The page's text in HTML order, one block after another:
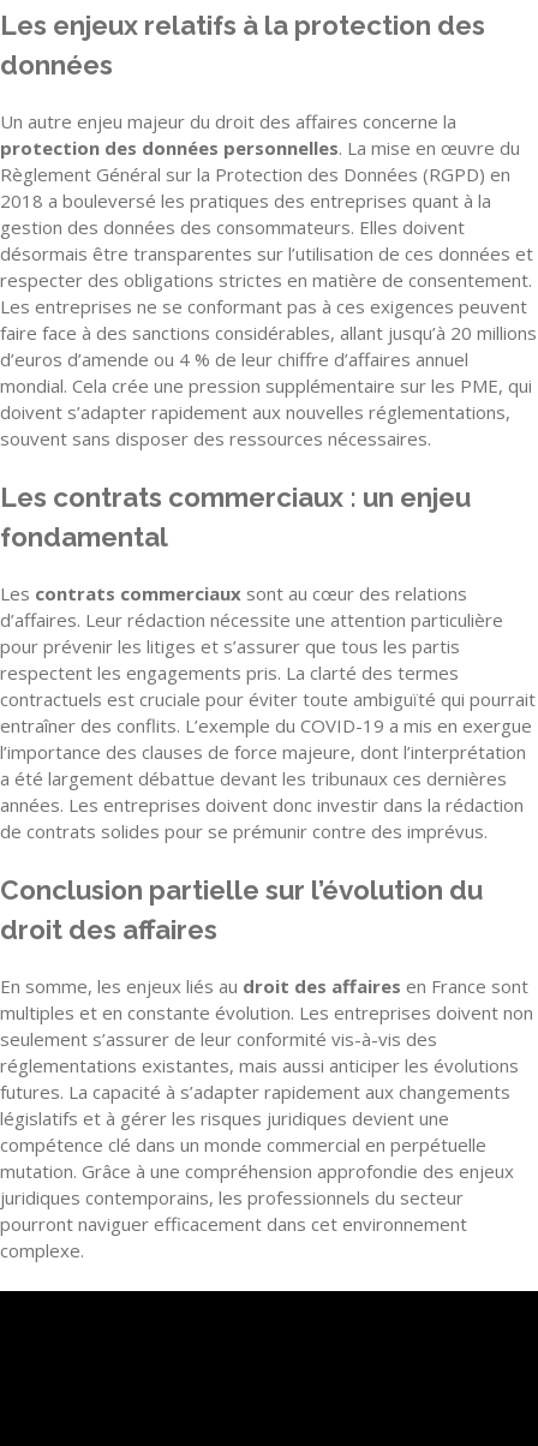
Les enjeux relatifs à la protection des
données
Un autre enjeu majeur du droit des affaires concerne la
protection des données personnelles. La mise en œuvre du
Règlement Général sur la Protection des Données (RGPD) en
2018 a bouleversé les pratiques des entreprises quant à la
gestion des données des consommateurs. Elles doivent
désormais être transparentes sur l’utilisation de ces données et
respecter des obligations strictes en matière de consentement.
Les entreprises ne se conformant pas à ces exigences peuvent
faire face à des sanctions considérables, allant jusqu’à 20 millions
d’euros d’amende ou 4 % de leur chiffre d’affaires annuel
mondial. Cela crée une pression supplémentaire sur les PME, qui
doivent s’adapter rapidement aux nouvelles réglementations,
souvent sans disposer des ressources nécessaires.
Les contrats commerciaux : un enjeu
fondamental
Les contrats commerciaux sont au cœur des relations
d’affaires. Leur rédaction nécessite une attention particulière
pour prévenir les litiges et s’assurer que tous les partis
respectent les engagements pris. La clarté des termes
contractuels est cruciale pour éviter toute ambiguïté qui pourrait
entraîner des conflits. L’exemple du COVID-19 a mis en exergue
l’importance des clauses de force majeure, dont l’interprétation
a été largement débattue devant les tribunaux ces dernières
années. Les entreprises doivent donc investir dans la rédaction
de contrats solides pour se prémunir contre des imprévus.
Conclusion partielle sur l’évolution du
droit des affaires
En somme, les enjeux liés au droit des affaires en France sont
multiples et en constante évolution. Les entreprises doivent non
seulement s’assurer de leur conformité vis-à-vis des
réglementations existantes, mais aussi anticiper les évolutions
futures. La capacité à s’adapter rapidement aux changements
législatifs et à gérer les risques juridiques devient une
compétence clé dans un monde commercial en perpétuelle
mutation. Grâce à une compréhension approfondie des enjeux
juridiques contemporains, les professionnels du secteur
pourront naviguer efficacement dans cet environnement
complexe.